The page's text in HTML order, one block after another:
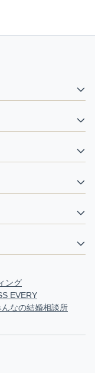
ング
EVERY
んなの結婚相談所